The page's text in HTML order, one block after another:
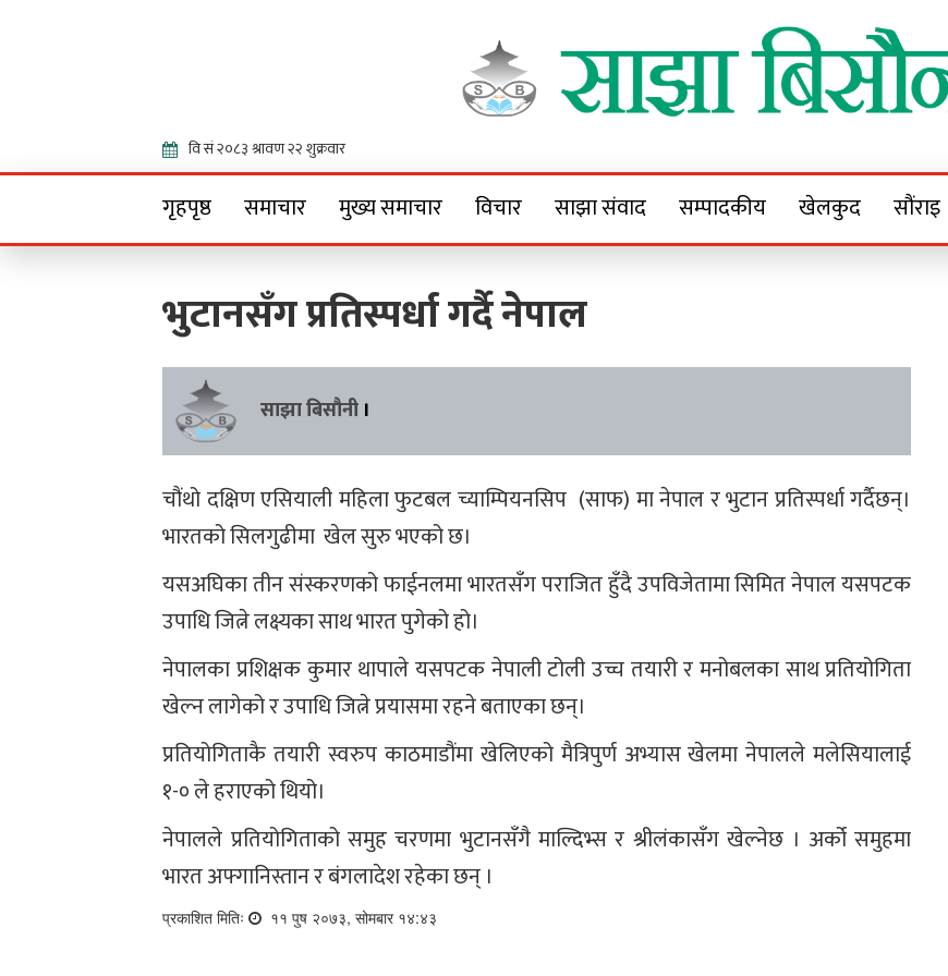
Sajha Bisaunee
गृहपृष्ठ समाचार मुख्य समाचार विचार साझा संवाद सम्पादकीय खेलकुद सौंराइ
भुटानसँग प्रतिस्पर्धा गर्दै नेपाल
साझा बिसौनी ।
चौंथो दक्षिण एसियाली महिला फुटबल च्याम्पियनसिप (साफ) मा नेपाल र भुटान प्रतिस्पर्धा गर्दैछन्।
भारतको सिलगुढीमा खेल सुरु भएको छ।
यसअघिका तीन संस्करणको फाईनलमा भारतसँग पराजित हुँदै उपविजेतामा सिमित नेपाल यसपटक
उपाधि जित्ने लक्ष्यका साथ भारत पुगेको हो।
नेपालका प्रशिक्षक कुमार थापाले यसपटक नेपाली टोली उच्च तयारी र मनोबलका साथ प्रतियोगिता
खेल्न लागेको र उपाधि जित्ने प्रयासमा रहने बताएका छन्।
प्रतियोगिताकै तयारी स्वरुप काठमाडौंमा खेलिएको मैत्रिपुर्ण अभ्यास खेलमा नेपालले मलेसियालाई
१-० ले हराएको थियो।
नेपालले प्रतियोगिताको समुह चरणमा भुटानसँगै माल्दिभ्स र श्रीलंकासँग खेल्नेछ । अर्को समुहमा
भारत अफ्गानिस्तान र बंगलादेश रहेका छन् ।
प्रकाशित मितिः ११ पुष २०७३, सोमबार १४:४३